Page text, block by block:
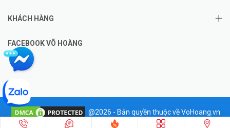
<Hotline: 0828.011.011 - (028)7300.2021 - VoHoang.vn>
KHÁCH HÀNG
FACEBOOK VÕ HOÀNG
@2026 - Bản quyền thuộc về VoHoang.vn